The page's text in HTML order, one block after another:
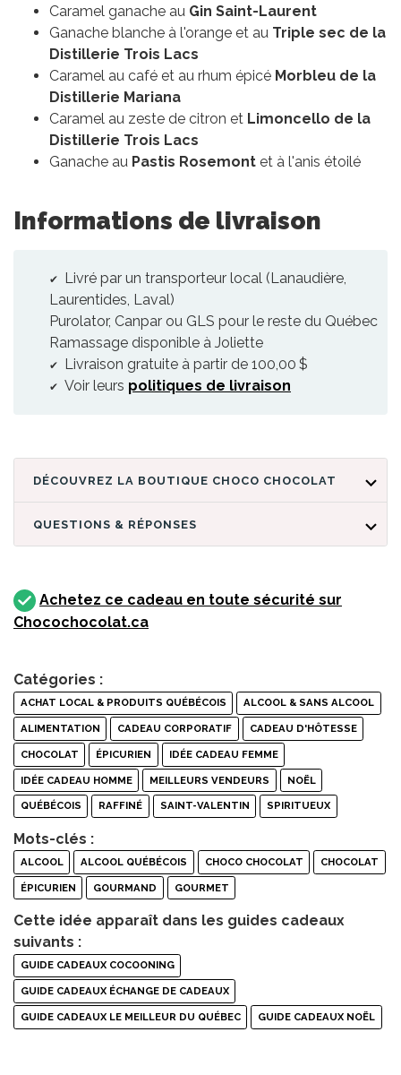
Caramel ganache au Gin Saint-Laurent
Ganache blanche à l'orange et au Triple sec de la
Distillerie Trois Lacs
Caramel au café et au rhum épicé Morbleu de la
Distillerie Mariana
Caramel au zeste de citron et Limoncello de la
Distillerie Trois Lacs
Ganache au Pastis Rosemont et à l'anis étoilé
Informations de livraison
Livré par un transporteur local (Lanaudière,
Laurentides, Laval)
Purolator, Canpar ou GLS pour le reste du Québec
Ramassage disponible à Joliette
Livraison gratuite à partir de 100,00 $
Voir leurs politiques de livraison
DÉCOUVREZ LA BOUTIQUE CHOCO CHOCOLAT
QUESTIONS & RÉPONSES
Achetez ce cadeau en toute sécurité sur
Chocochocolat.ca
Catégories :
ACHAT LOCAL & PRODUITS QUÉBÉCOIS ALCOOL & SANS ALCOOL
ALIMENTATION CADEAU CORPORATIF CADEAU D'HÔTESSE
CHOCOLAT ÉPICURIEN IDÉE CADEAU FEMME
IDÉE CADEAU HOMME MEILLEURS VENDEURS NOËL
QUÉBÉCOIS RAFFINÉ SAINT-VALENTIN SPIRITUEUX
Mots-clés :
ALCOOL ALCOOL QUÉBÉCOIS CHOCO CHOCOLAT CHOCOLAT
ÉPICURIEN GOURMAND GOURMET
Cette idée apparaît dans les guides cadeaux
suivants :
GUIDE CADEAUX COCOONING
GUIDE CADEAUX ÉCHANGE DE CADEAUX
GUIDE CADEAUX LE MEILLEUR DU QUÉBEC GUIDE CADEAUX NOËL